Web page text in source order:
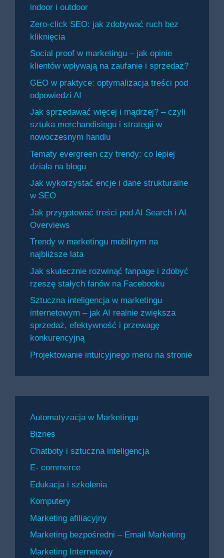
indoor i outdoor
Zero-click SEO: jak zdobywać ruch bez
kliknięcia
Social proof w marketingu – jak opinie
klientów wpływają na zaufanie i sprzedaż?
GEO w praktyce: optymalizacja treści pod
odpowiedzi AI
Jak sprzedawać więcej i mądrzej? – czyli
sztuka merchandisingu i strategii w
nowoczesnym handlu
Tematy evergreen czy trendy: co lepiej
działa na blogu
Jak wykorzystać encje i dane strukturalne
w SEO
Jak przygotować treści pod AI Search i AI
Overviews
Trendy w marketingu mobilnym na
najbliższe lata
Jak skutecznie rozwinąć fanpage i zdobyć
rzeszę stałych fanów na Facebooku
Sztuczna inteligencja w marketingu
internetowym – jak AI realnie zwiększa
sprzedaż, efektywność i przewagę
konkurencyjną
Projektowanie intuicyjnego menu na stronie
Automatyzacja w Marketingu
Biznes
Chatboty i sztuczna inteligencja
E- commerce
Edukacja i szkolenia
Komputery
Marketing afiliacyjny
Marketing bezpośredni – Email Marketing
Marketing Internetowy